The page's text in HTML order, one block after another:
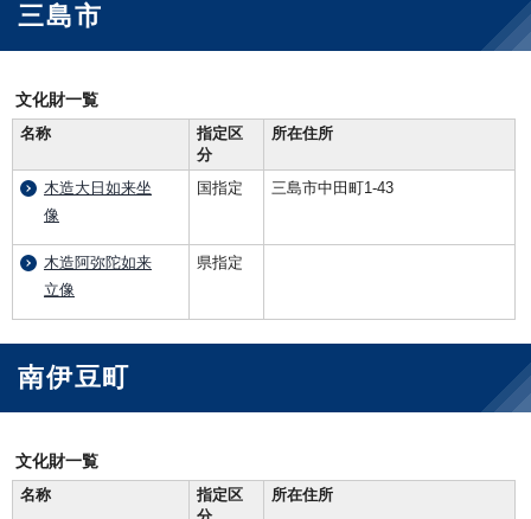
三島市
文化財一覧
名称
指定区
分
所在住所
木造大日如来坐
像
国指定 三島市中田町1-43
木造阿弥陀如来
立像
県指定
南伊豆町
文化財一覧
名称
指定区
所在住所